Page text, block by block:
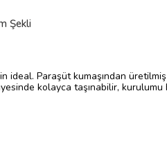
Şekli
ideal. Paraşüt kumaşından
kolayca taşınabilir, kurulumu